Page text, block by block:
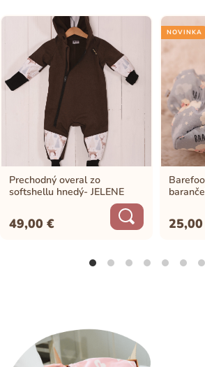
Prechodný overal zo
softshellu hnedý- JELENE
49,00€
NOVINKA